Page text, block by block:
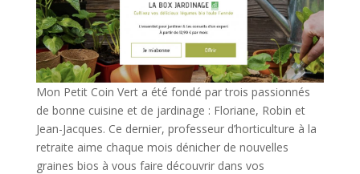
Mon Petit Coin Vert a été fondé par trois passionnés
de bonne cuisine et de jardinage : Floriane, Robin et
Jean-Jacques. Ce dernier, professeur d’horticulture à la
retraite aime chaque mois dénicher de nouvelles
graines bios à vous faire découvrir dans vos